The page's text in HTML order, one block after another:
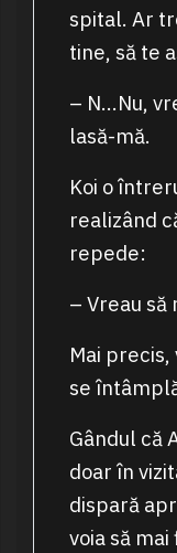
spital. Ar
tine, să te
– N…Nu,
lasă-mă.
Koi o
realizând
repede:
– Vreau să
Mai precis,
se
Gândul că
doar în
dispară
voia să